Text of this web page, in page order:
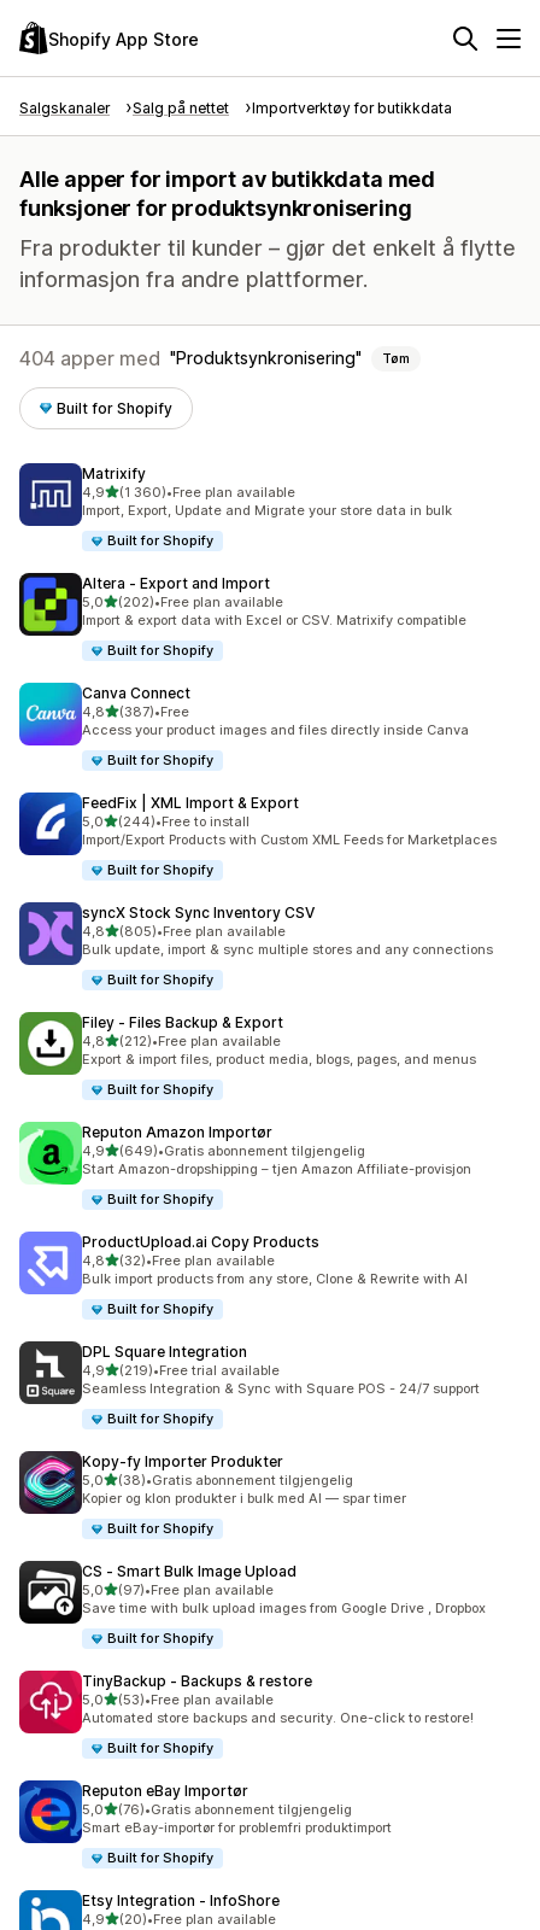
Shopify App Store
Salgskanaler Salg på nettet Importverktøy for butikkdata
Alle apper for import av butikkdata med
funksjoner for produktsynkronisering
Fra produkter til kunder – gjør det enkelt å flytte
informasjon fra andre plattformer.
404 apper med Produktsynkronisering Tøm
Built for Shopify
Matrixify
4,9av 5 stjerner
(1 360)
Totalt 1360 omtaler
•Free plan available
Import, Export, Update and Migrate your store data in bulk
Built for Shopify
Altera ‑ Export and Import
5,0av 5 stjerner
(202)
Totalt 202 omtaler
•Free plan available
Import & export data with Excel or CSV. Matrixify compatible
Built for Shopify
Canva Connect
4,8av 5 stjerner
(387)
Totalt 387 omtaler
•Free
Access your product images and files directly inside Canva
Built for Shopify
FeedFix | XML Import & Export
5,0av 5 stjerner
(244)
Totalt 244 omtaler
•Free to install
Import/Export Products with Custom XML Feeds for Marketplaces
Built for Shopify
syncX Stock Sync Inventory CSV
4,8av 5 stjerner
(805)
Totalt 805 omtaler
•Free plan available
Bulk update, import & sync multiple stores and any connections
Built for Shopify
Filey ‑ Files Backup & Export
4,8av 5 stjerner
(212)
Totalt 212 omtaler
•Free plan available
Export & import files, product media, blogs, pages, and menus
Built for Shopify
Reputon Amazon Importør
4,9av 5 stjerner
(649)
Totalt 649 omtaler
•Gratis abonnement tilgjengelig
Start Amazon-dropshipping – tjen Amazon Affiliate-provisjon
Built for Shopify
ProductUpload.ai Copy Products
4,8av 5 stjerner
(32)
Totalt 32 omtaler
•Free plan available
Bulk import products from any store, Clone & Rewrite with AI
Built for Shopify
DPL Square Integration
4,9av 5 stjerner
(219)
Totalt 219 omtaler
•Free trial available
Seamless Integration & Sync with Square POS - 24/7 support
Built for Shopify
Kopy‑fy Importer Produkter
5,0av 5 stjerner
(38)
Totalt 38 omtaler
•Gratis abonnement tilgjengelig
Kopier og klon produkter i bulk med AI — spar timer
Built for Shopify
CS ‑ Smart Bulk Image Upload
5,0av 5 stjerner
(97)
Totalt 97 omtaler
•Free plan available
Save time with bulk upload images from Google Drive , Dropbox
Built for Shopify
TinyBackup ‑ Backups & restore
5,0av 5 stjerner
(53)
Totalt 53 omtaler
•Free plan available
Automated store backups and security. One-click to restore!
Built for Shopify
Reputon eBay Importør
5,0av 5 stjerner
(76)
Totalt 76 omtaler
•Gratis abonnement tilgjengelig
Smart eBay-importør for problemfri produktimport
Built for Shopify
Etsy Integration ‑ InfoShore
4,9av 5 stjerner
(20)
Totalt 20 omtaler
•Free plan available